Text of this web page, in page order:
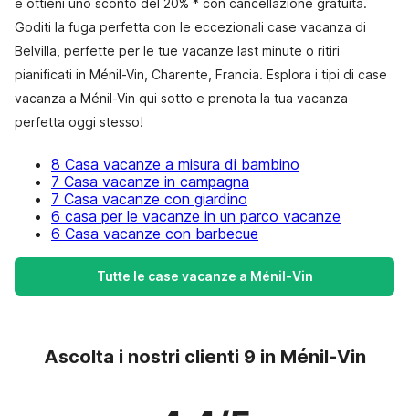
e ottieni uno sconto del 20% * con cancellazione gratuita.
Goditi la fuga perfetta con le eccezionali case vacanza di
Belvilla, perfette per le tue vacanze last minute o ritiri
pianificati in Ménil-Vin, Charente, Francia. Esplora i tipi di case
vacanza a Ménil-Vin qui sotto e prenota la tua vacanza
perfetta oggi stesso!
8 Casa vacanze a misura di bambino
7 Casa vacanze in campagna
7 Casa vacanze con giardino
6 casa per le vacanze in un parco vacanze
6 Casa vacanze con barbecue
Tutte le case vacanze a Ménil-Vin
Ascolta i nostri clienti 9 in Ménil-Vin